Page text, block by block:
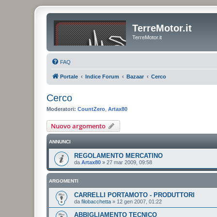
TerreMotor.it
TerreMotor.it
FAQ
Portale Indice Forum Bazaar Cerco
Cerco
Moderatori: CountZero Artax80
Nuovo argomento
ANNUNCI
REGOLAMENTO MERCATINO
da Artax80 » 27 mar 2009, 09:58
ARGOMENTI
CARRELLI PORTAMOTO - PRODUTTORI
da filobacchetta » 12 gen 2007, 01:22
ABBIGLIAMENTO TECNICO